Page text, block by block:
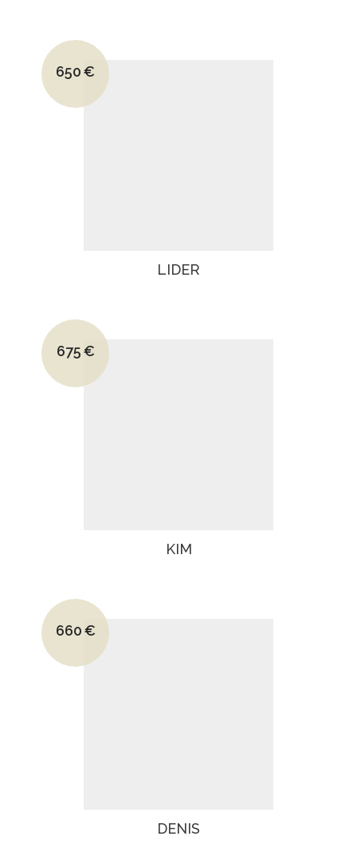
Le prix initial était : 950€.
650€
Le prix actuel est : 650€.
LIDER
Le prix initial était : 945€.
675€
Le prix actuel est : 675€.
KIM
Le prix initial était : 925€.
660€
Le prix actuel est : 660€.
DENIS